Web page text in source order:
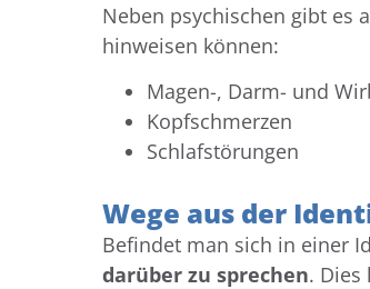
Neben psychischen gibt es
hinweisen können:
Magen-, Darm- und
Kopfschmerzen
Schlafstörungen
Wege aus der
Befindet man sich in einer
darüber zu sprechen. Dies